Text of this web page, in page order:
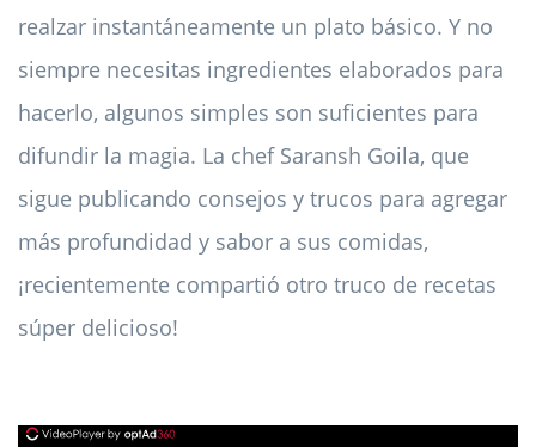
realzar instantáneamente un plato básico. Y no
siempre necesitas ingredientes elaborados para
hacerlo, algunos simples son suficientes para
difundir la magia. La chef Saransh Goila, que
sigue publicando consejos y trucos para agregar
más profundidad y sabor a sus comidas,
¡recientemente compartió otro truco de recetas
súper delicioso!